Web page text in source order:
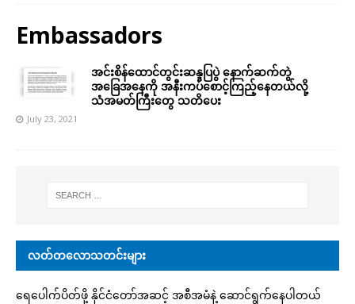
Embassadors
အင်းစိန်ထောင်တွင်းဆန္ဒပြပွဲ နောက်ဆက်တွဲ
အခြေအနေကို အနီးကပ်စောင့်ကြည့်နေတယ်လို့
သံအမတ်ကြီးတွေ သတိပေး
July 23, 2021
လတ်တလောသတင်းများ
ရေပေါက်ပိတ်ဖို့ နိုင်ငံတော်အဆင့် အစီအမံနဲ့ ဆောင်ရွက်နေပါတယ်